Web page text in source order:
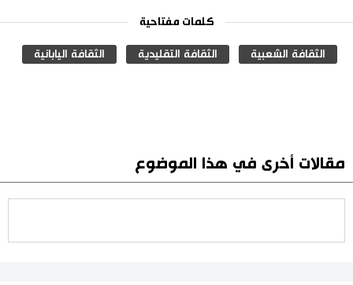
كلمات مفتاحية
الثقافة الشعبية الثقافة التقليدية الثقافة اليابانية
مقالات أخرى في هذا الموضوع